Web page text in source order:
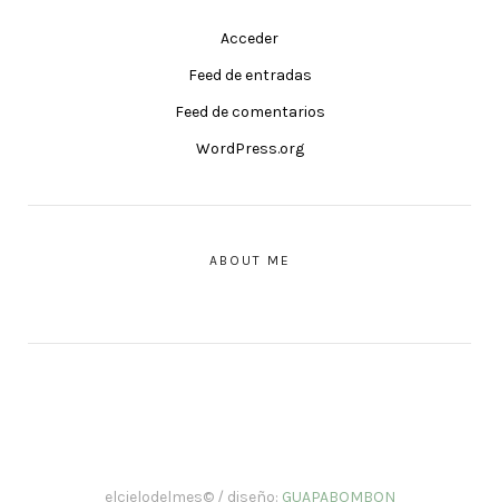
Acceder
Feed de entradas
Feed de comentarios
WordPress.org
ABOUT ME
elcielodelmes© / diseño: GUAPABOMBON